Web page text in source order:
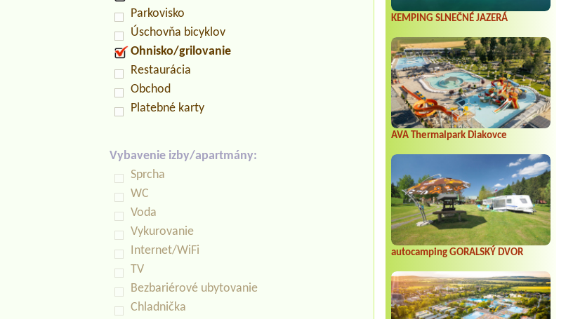
KEMPING SLNEČNÉ JAZERÁ
AVA Thermalpark Diakovce
autocamping GORALSKÝ DVOR
Parkovisko
Úschovňa bicyklov
Ohnisko/grilovanie
Restaurácia
Obchod
Platebné karty
Vybavenie izby/apartmány:
Sprcha
WC
Voda
Vykurovanie
Internet/WiFi
TV
Bezbariérové ubytovanie
Chladnička